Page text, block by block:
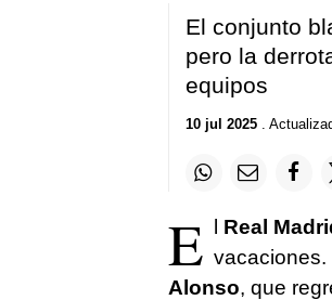
El conjunto
pero la
equipos
10 jul 2025.
E l Real
vacaciones.
Alonso, que